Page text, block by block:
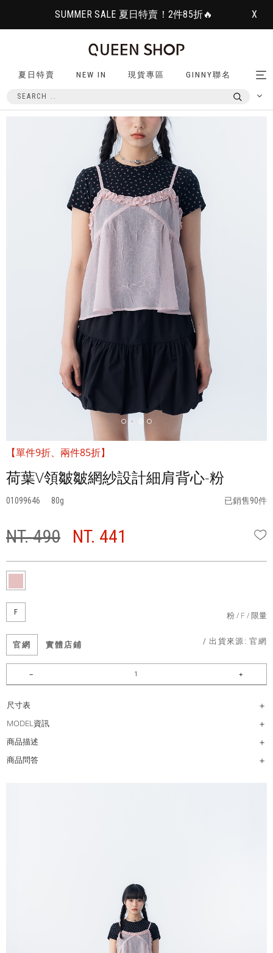
SUMMER SALE 夏日特賣！2件85折🔥 X
夏日特賣 NEW IN 現貨專區 GINNY聯名
【單件9折、兩件85折】
荷葉V領皺皺網紗設計細肩背心-粉
01099646 80 已銷售90件
NT. 490 NT. 441
F 粉 F 限量
官網 實體店鋪 / 出貨來源:官網
尺寸表
MODEL資訊
商品描述
商品問答